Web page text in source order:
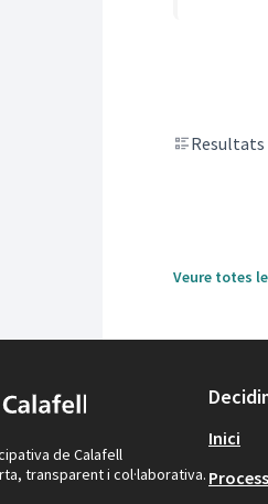
Resultats
Veure totes
de Calafell
transparent i col·laborativa.
Inici